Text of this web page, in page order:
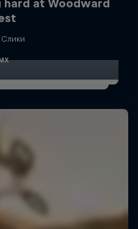
hard at Woodward
Слики